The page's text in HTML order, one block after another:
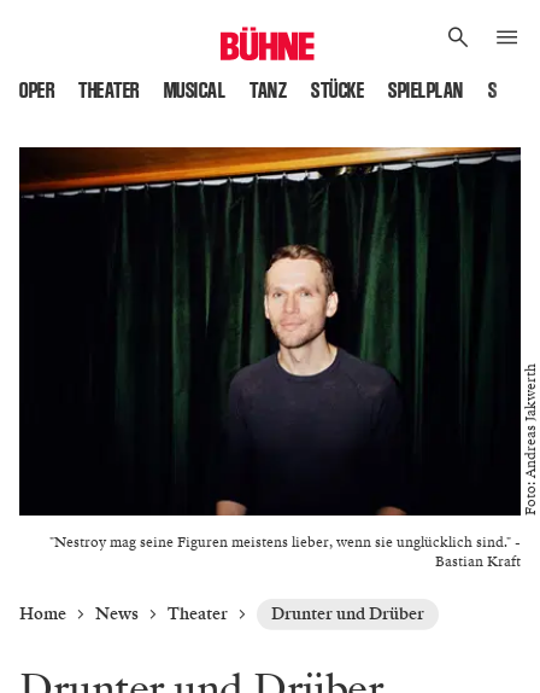
OPER THEATER MUSICAL TANZ STÜCKE SPIELPLAN
"Nestroy mag seine Figuren meistens lieber, wenn sie unglücklich sind." -
Bastian Kraft
Foto: Andreas Jakwerth
Home News Theater Drunter und Drüber